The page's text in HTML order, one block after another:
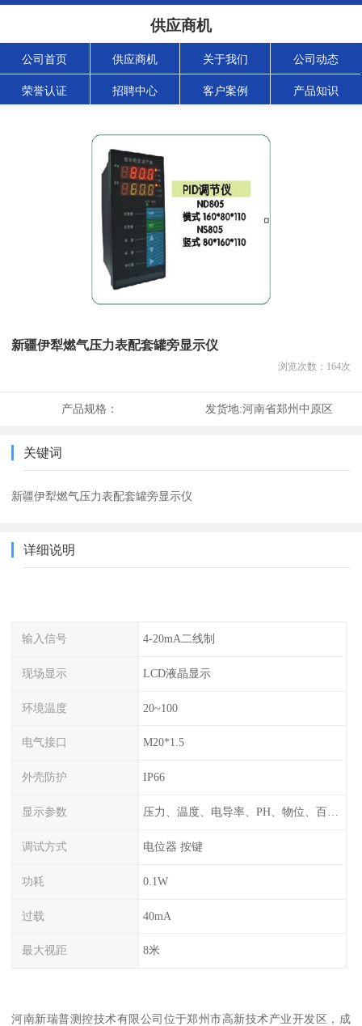
供应商机
公司首页 供应商机 关于我们 公司动态
荣誉认证 招聘中心 客户案例 产品知识
新疆伊犁燃气压力表配套罐旁显示仪
浏览次数： 164次
产品规格： 发货地:河南省郑州中原区
关键词
新疆伊犁燃气压力表配套罐旁显示仪
详细说明
输入信号 4-20mA二线制
现场显示 LCD液晶显示
环境温度 20~100
电气接口 M20*1.5
外壳防护 IP66
显示参数 压力、温度、电导率、PH、物位、百分比率
调试方式 电位器 按键
功耗 0.1W
过载 40mA
最大视距 8米
河南新瑞普测控技术有限公司位于郑州市高新技术产业开发区，成